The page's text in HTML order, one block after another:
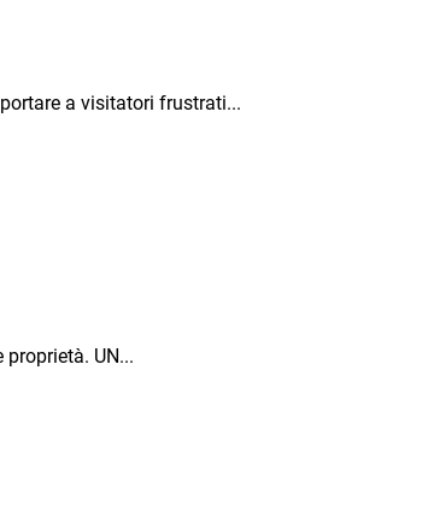
a visitatori frustrati...
UN...